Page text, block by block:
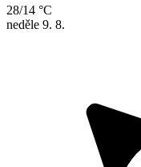
28/14 °C
neděle 9. 8.